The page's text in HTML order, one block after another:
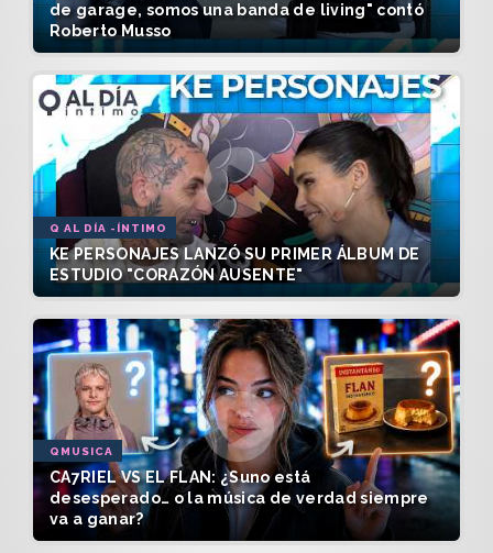
de garage, somos una banda de living" contó
Roberto Musso
Q AL DÍA -ÍNTIMO
KE PERSONAJES LANZÓ SU PRIMER ÁLBUM DE
ESTUDIO "CORAZÓN AUSENTE"
QMUSICA
CA7RIEL VS EL FLAN: ¿Suno está
desesperado… o la música de verdad siempre
va a ganar?